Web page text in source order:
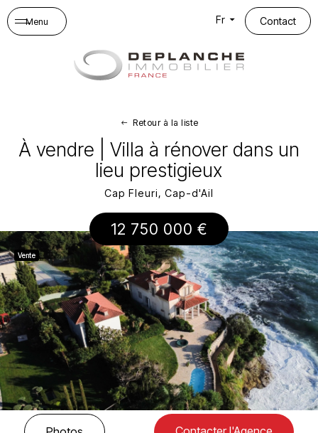
Menu Fr Contact
Retour à la liste
À vendre | Villa à rénover dans un
lieu prestigieux
Cap Fleuri, Cap-d'Ail
12 750 000 €
Vente